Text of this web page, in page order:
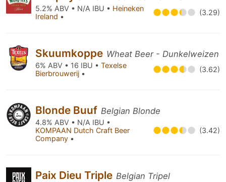
5.2% ABV • N/A IBU • Heineken
Ireland • (3.29)
Skuumkoppe Wheat Beer - Dunkelweizen
6% ABV • 16 IBU • Texelse
Bierbrouwerij • (3.62)
Blonde Buuf Belgian Blonde
4.8% ABV • N/A IBU •
KOMPAAN Dutch Craft Beer
Company •
(3.42)
Paix Dieu Triple Belgian Tripel